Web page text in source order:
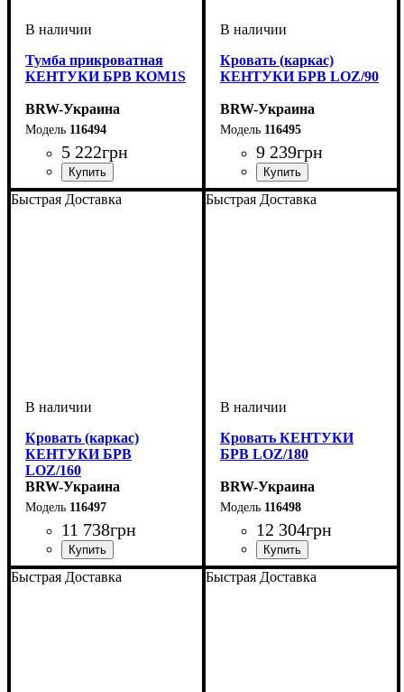
Тумба прикроватная
КЕНТУКИ БРВ KOM1S
BRW-Украина
116494
5 222грн
ширина, мм: 545
высота, мм: 470
глубина, мм: 410
Кровать (каркас)
КЕНТУКИ БРВ LOZ/90
BRW-Украина
116495
9 239грн
ширина, мм: 990
высота, мм: 810
глубина, мм: 2080
Быстрая Доставка
Кровать (каркас)
КЕНТУКИ БРВ
LOZ/160
BRW-Украина
116497
11 738грн
ширина, мм: 1690
высота, мм: 1010
глубина, мм: 2090
Быстрая Доставка
Кровать КЕНТУКИ
БРВ LOZ/180
BRW-Украина
116498
12 304грн
ширина, мм: 1890
высота, мм: 1010
глубина, мм: 2090
Быстрая Доставка Быстрая Доставка